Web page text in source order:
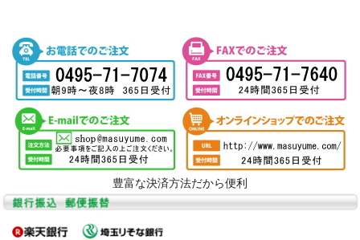
並び順:
絞り込む
豊富な決済方法だから便利